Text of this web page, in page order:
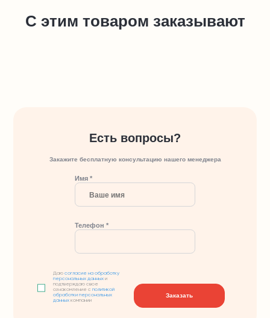
С этим товаром заказывают
Есть вопросы?
Закажите бесплатную консультацию нашего менеджера
Имя *
Телефон *
Даюсогласие на обработку
персональных данных и
подтверждаю свое
ознакомление сполитикой
обработки персональных
данных компании
Заказать